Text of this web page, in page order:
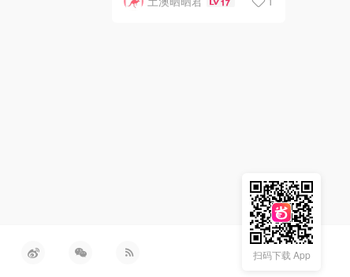
有」
扫码下载 App